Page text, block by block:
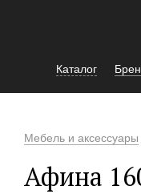
Каталог
Мебель и аксессуары
Афина